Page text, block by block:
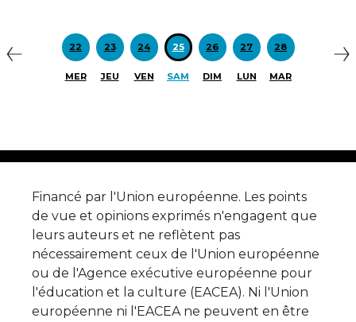
22
MER
23
JEU
24
VEN
25
SAM
26
DIM
27
LUN
28
MAR
Financé par l'Union européenne. Les points
de vue et opinions exprimés n'engagent que
leurs auteurs et ne reflètent pas
nécessairement ceux de l'Union européenne
ou de l'Agence exécutive européenne pour
l'éducation et la culture (EACEA). Ni l'Union
européenne ni l'EACEA ne peuvent en être